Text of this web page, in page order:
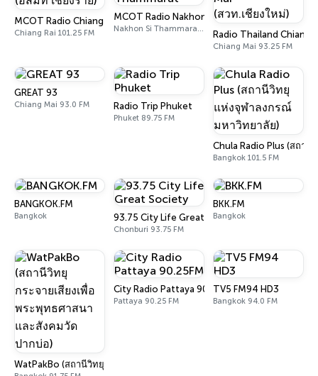
MCOT Radio Chiang Rai (อสมท เชียงราย)
Chiang Rai 101.25 FM
MCOT Radio Nakhon Si Thammarat
Nakhon Si Thammarat 104.5 FM
Radio Thailand Chiang
Chiang Mai 93.25 FM
GREAT 93
Chiang Mai 93.0 FM Radio Trip Phuket
Phuket 89.75 FM
Chula Radio Plus (สถา
Bangkok 101.5 FM
BANGKOK.FM
Bangkok 93.75 City Life Great Society
Chonburi 93.75 FM
BKK.FM
Bangkok
WatPakBo (สถานีวิทยุกระจายเสียงเพื่อพระพุทธศาสนาและสังคมวัดปากบ่อ)
City Radio Pattaya 90.25FM
Pattaya 90.25 FM
TV5 FM94 HD3
Bangkok 94.0 FM